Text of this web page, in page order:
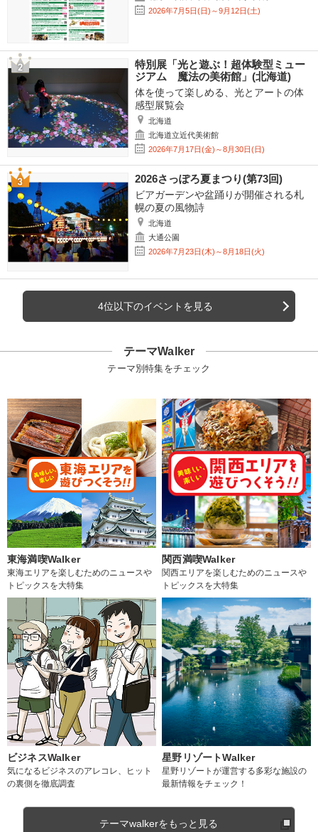
2026年7月5日(日)～9月12日(土)
特別展「光と遊ぶ！超体験型ミュー
ジアム 魔法の美術館」(北海道)
体を使って楽しめる、光とアートの体
感型展覧会
北海道
北海道立近代美術館
2026年7月17日(金)～8月30日(日)
2026さっぽろ夏まつり(第73回)
ビアガーデンや盆踊りが開催される札
幌の夏の風物詩
北海道
大通公園
2026年7月23日(木)～8月18日(火)
4位以下のイベントを見る
テーマWalker
テーマ別特集をチェック
東海満喫Walker
東海エリアを楽しむためのニュースや
トピックスを大特集
関西満喫Walker
関西エリアを楽しむためのニュースや
トピックスを大特集
ビジネスWalker
気になるビジネスのアレコレ、ヒット
の裏側を徹底調査
星野リゾートWalker
星野リゾートが運営する多彩な施設の
最新情報をチェック！
テーマwalkerをもっと見る